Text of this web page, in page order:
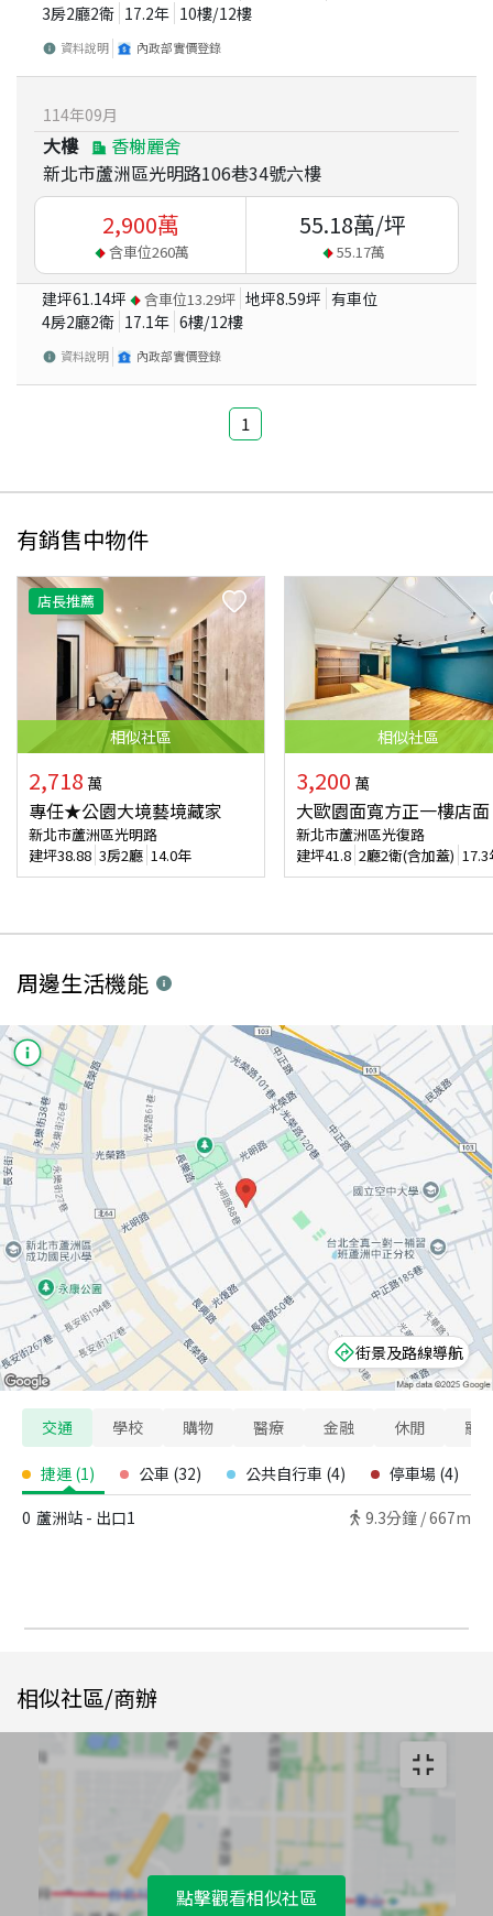
3房2廳2衛 17.2年 10樓/12樓
資料說明 內政部實價登錄
114年09月
大樓
香榭麗舍
新北市蘆洲區光明路106巷34號六樓
2,900萬
含車位260萬
55.18萬/坪
55.17萬
建坪61.14坪 含車位13.29坪 地坪8.59坪 有車位
4房2廳2衛 17.1年 6樓/12樓
資料說明 內政部實價登錄
1
有銷售中物件
店長推薦
相似社區
2,718 萬
專任★公園大境藝境藏家
新北市蘆洲區光明路
建坪38.88 3房2廳 14.0年
相似社區
3,200 萬
大歐園面寬方正一樓店面
新北市蘆洲區光復路
建坪41.8 2廳2衛(含加蓋) 17.3
周邊生活機能
街景及路線導航
交通 學校 購物 醫療 金融 休閒 寵
捷運 (1) 公車 (32) 公共自行車 (4) 停車場 (4)
0 蘆洲站 - 出口1 9.3分鐘 /667m
相似社區/商辦
點擊觀看相似社區